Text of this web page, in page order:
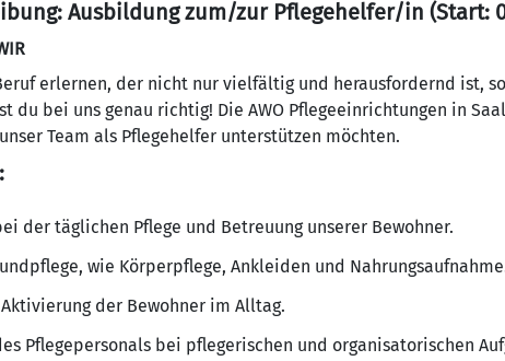
Ausbildung zum/zur Pflegehelfer/in (Start:
erlernen, der nicht nur vielfältig und herausfordernd ist,
du bei uns genau richtig! Die AWO Pflegeeinrichtungen in
Team als Pflegehelfer unterstützen möchten.
der täglichen Pflege und Betreuung unserer Bewohner.
wie Körperpflege, Ankleiden und
der Bewohner im Alltag.
Pflegepersonals bei pflegerischen und organisatorischen